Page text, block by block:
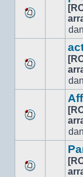
nouveau
message
nouveau
message
nouveau
message